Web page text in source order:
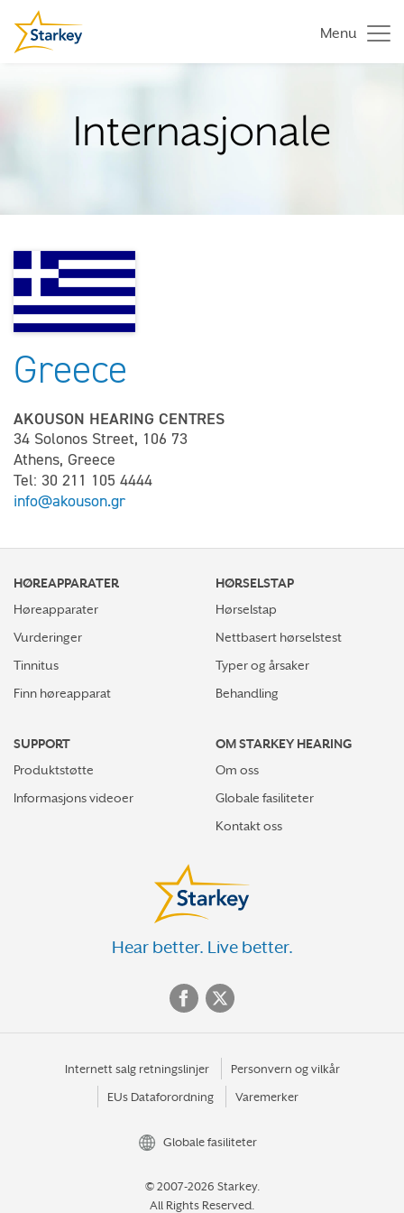
Menu
Internasjonale
Greece
AKOUSON HEARING CENTRES
34 Solonos Street, 106 73
Athens, Greece
Tel: 30 211 105 4444
info@akouson.gr
HØREAPPARATER
Høreapparater
Vurderinger
Tinnitus
Finn høreapparat
HØRSELSTAP
Hørselstap
Nettbasert hørselstest
Typer og årsaker
Behandling
SUPPORT
Produktstøtte
Informasjons videoer
OM STARKEY HEARING
Om oss
Globale fasiliteter
Kontakt oss
Hear better. Live better.
Internett salg retningslinjer Personvern og vilkår
EUs Dataforordning Varemerker
Globale fasiliteter
© 2007-2026 Starkey.
All Rights Reserved.